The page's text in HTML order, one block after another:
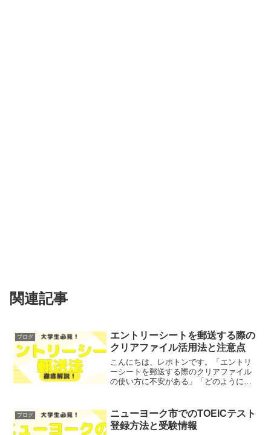
関連記事
ブログ
エントリーシートを郵送する際の
クリアファイル活用法と注意点
こんにちは、レポトンです。「エントリ
ーシートを郵送する際のクリアファイル
の使い方に不安がある」「どのように郵
ントリーシートを郵送する際にクリアフ
ァイルを活用する方法と注...
ブログ
ニューヨーク市でのTOEICテスト
登録方法と受験情報